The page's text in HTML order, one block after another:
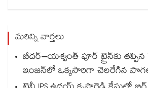
మరిన్ని వార్తలు
బీదర్–యశ్వంత్ పూర్ ట్రైన్‎కు
ఇంజన్‎లో ఒక్కసారిగా చెలరేగిన